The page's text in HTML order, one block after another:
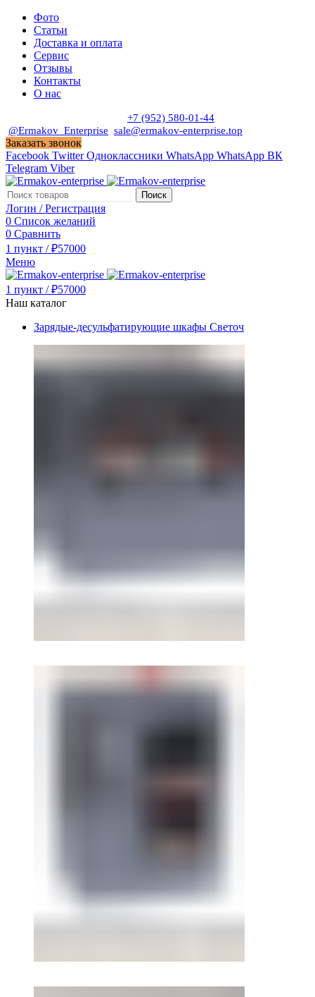
Фото
Статьи
Доставка и оплата
Сервис
Отзывы
Контакты
О нас
+7 (952) 580-01-44
@Ermakov_Enterprise sale@ermakov-enterprise.top
Заказать звонок
Facebook Twitter Одноклассники WhatsApp WhatsApp ВК
Telegram Viber
Поиск
Логин / Регистрация
0 Список желаний
0 Сравнить
1 пункт / ₽57000
Меню
1 пункт / ₽57000
Наш каталог
Зарядые-десульфатирующие шкафы Светоч